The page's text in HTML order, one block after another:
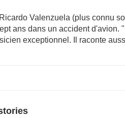
Valenzuela (plus connu
ans dans un accident d'avion.
exceptionnel. Il raconte